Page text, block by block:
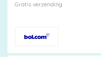
Gratis verzending